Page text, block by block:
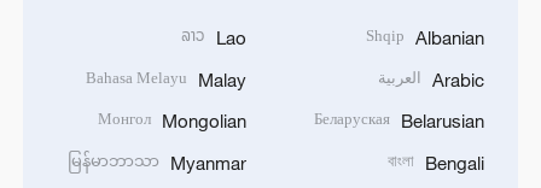
Albanian
Shqip
Arabic العربية
Belarusian
Беларуская
Bengali
বাংলা
Lao
ລາວ
Malay
Bahasa Melayu
Mongolian
Монгол
Myanmar
မြန်မာဘာသာ